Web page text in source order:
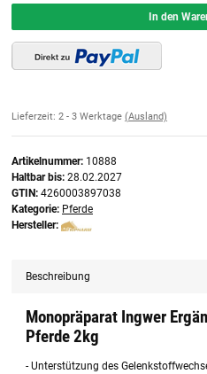
In den
Lieferzeit: 2 - 3 Werktage (Ausland)
Artikelnummer: 10888
Haltbar bis: 28.02.2027
GTIN: 4260003897038
Kategorie: Pferde
Hersteller:
Beschreibung
Monopräparat Ingwer
Pferde 2kg
- Unterstützung des